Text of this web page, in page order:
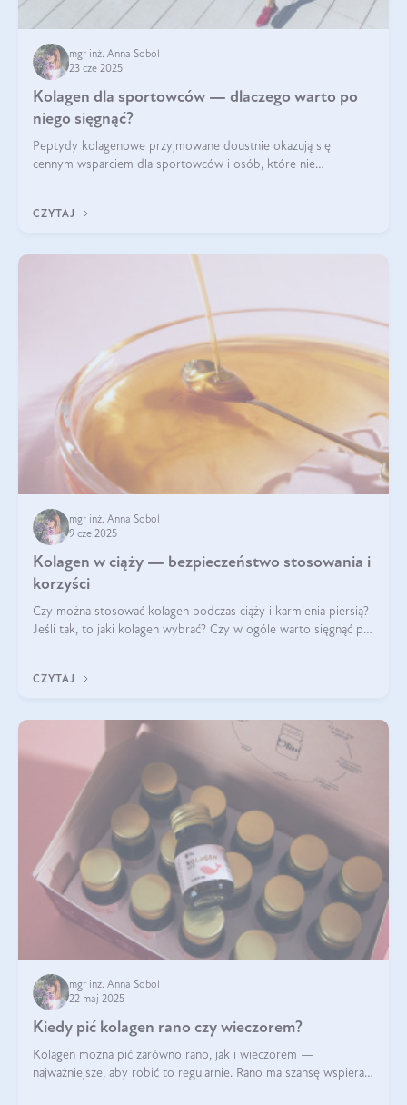
mgr inż. Anna Sobol
23 cze 2025
Kolagen dla sportowców — dlaczego warto po
niego sięgnąć?
Peptydy kolagenowe przyjmowane doustnie okazują się
cennym wsparciem dla sportowców i osób, które nie
CZYTAJ
mgr inż. Anna Sobol
9 cze 2025
Kolagen w ciąży — bezpieczeństwo stosowania i
korzyści
Czy można stosować kolagen podczas ciąży i karmienia piersią?
Jeśli tak, to jaki kolagen wybrać? Czy w ogóle warto sięgnąć po
CZYTAJ
mgr inż. Anna Sobol
22 maj 2025
Kiedy pić kolagen rano czy wieczorem?
Kolagen można pić zarówno rano, jak i wieczorem —
najważniejsze, aby robić to regularnie. Rano ma szansę wspierać